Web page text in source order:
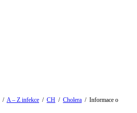
/ A – Z infekce / CH / Cholera / Informace o